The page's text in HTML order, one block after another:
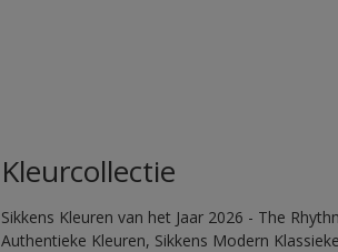
Kleurcollectie
Sikkens Kleuren van het Jaar 2026 - The
Authentieke Kleuren, Sikkens Modern